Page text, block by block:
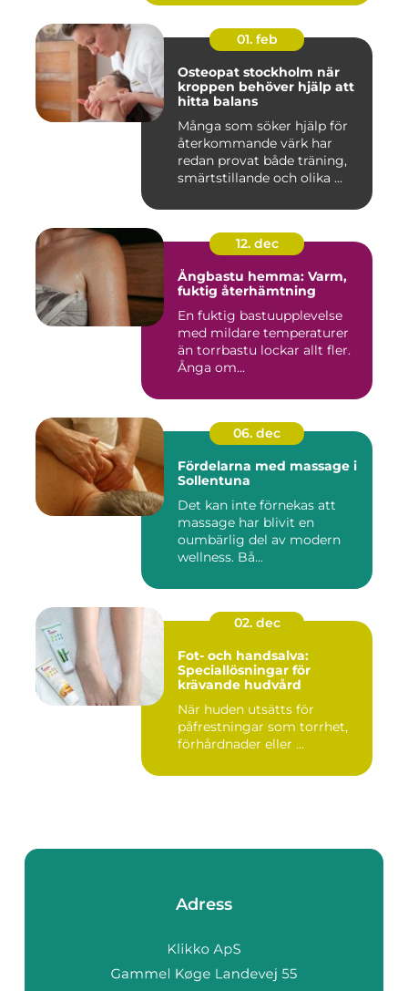
01. feb
Osteopat stockholm när
kroppen behöver hjälp att
hitta balans
Många som söker hjälp för
återkommande värk har
redan provat både träning,
smärtstillande och olika ...
12. dec
Ångbastu hemma: Varm,
fuktig återhämtning
En fuktig bastuupplevelse
med mildare temperaturer
än torrbastu lockar allt fler.
Ånga om...
06. dec
Fördelarna med massage i
Sollentuna
Det kan inte förnekas att
massage har blivit en
oumbärlig del av modern
wellness. Bå...
02. dec
Fot- och handsalva:
Speciallösningar för
krävande hudvård
När huden utsätts för
påfrestningar som torrhet,
förhårdnader eller ...
Adress